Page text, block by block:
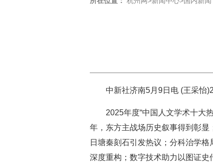
中新社济南5月9日电 (王采怡
2025年度“中国人文学术十大
年，东方主战场历史叙事得到彰显
日塘秦刻石引发热议；分科治学
深度重构；数字技术助力以图证